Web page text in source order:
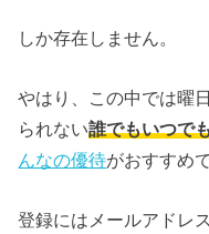
しか存在しません。
やはり、この中では曜
られない誰でもいつで
んなの優待がおすすめ
登録にはメールアドレ